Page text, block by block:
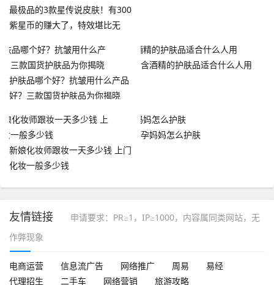
最极品的3款星传说皮肤！有300
紫星币的赚大了，特效堪比无
护肤品哪个好？抗皱用什么产品
好？三款国货护肤品为你揭晓
含酒精的护肤品适合什么人用
新娘化妆师跟妆一天多少钱 上门
化妆一般多少钱
孕妈妈怎么护肤
友情链接
申请要求：PR≥1，IP≥1000，内容属同类网站，无
作弊现象
电商运营 信息流广告 网络推广 周易
易经
代理招生
二手车 网络营销
旅游攻略